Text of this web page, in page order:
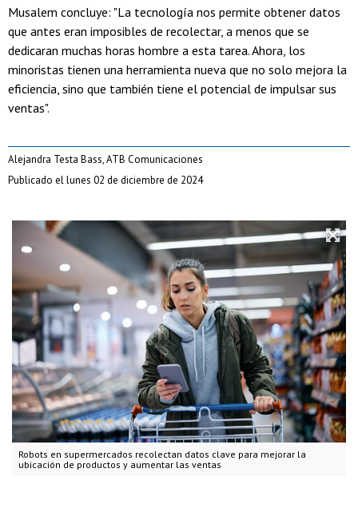
Robots en supermercados recolectan datos clave para mejorar la
ubicación de productos y aumentar las ventas
Musalem concluye: "La tecnología nos permite obtener datos
que antes eran imposibles de recolectar, a menos que se
dedicaran muchas horas hombre a esta tarea. Ahora, los
minoristas tienen una herramienta nueva que no solo mejora la
eficiencia, sino que también tiene el potencial de impulsar sus
ventas".
Alejandra Testa Bass, ATB Comunicaciones
Publicado el lunes 02 de diciembre de 2024